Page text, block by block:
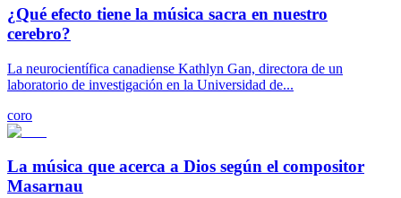
¿Qué efecto tiene la música sacra en nuestro
cerebro?
La neurocientífica canadiense Kathlyn Gan, directora de un
laboratorio de investigación en la Universidad de...
coro
La música que acerca a Dios según el compositor
Masarnau